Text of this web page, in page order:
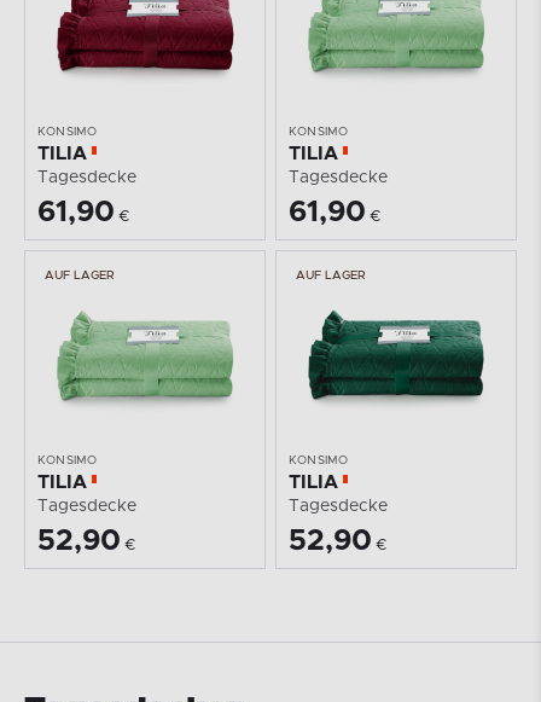
KONSIMO
TILIA
Tagesdecke
61,90 €
KONSIMO
TILIA
Tagesdecke
61,90 €
AUF LAGER
KONSIMO
TILIA
Tagesdecke
52,90 €
AUF LAGER
KONSIMO
TILIA
Tagesdecke
52,90 €